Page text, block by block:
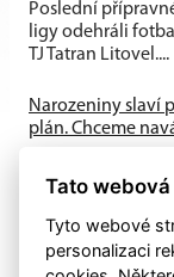
Poslední
ligy odehráli
TJ Tatran Litovel....
Narozeniny slaví
plán. Chceme
výsledky. A-tým
Tato
Tyto webové
personalizaci